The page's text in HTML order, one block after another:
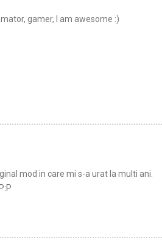
gamer, I am awesome :)
mod in care mi s-a urat la multi ani.